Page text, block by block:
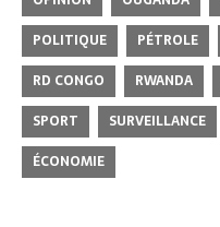
POLITIQUE
PÉTROLE
RD CONGO
RWANDA
SPORT
SURVEILLANCE
ÉCONOMIE